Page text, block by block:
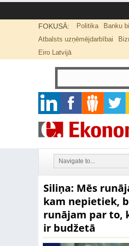
FOKUSĀ: Politika
Banku
Atbalsts uzņēmējdarbībai
Eiro Latvijā
Siliņa: Mēs
kam nepietiek,
runājam par to,
ir budžetā